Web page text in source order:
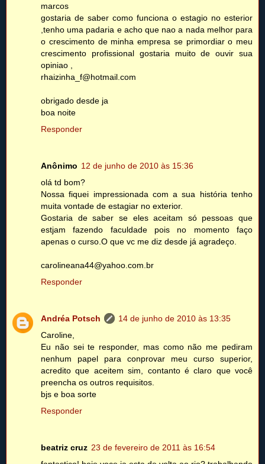
marcos
gostaria de saber como funciona o estagio no esterior
,tenho uma padaria e acho que nao a nada melhor para
o crescimento de minha empresa se primordiar o meu
crescimento profissional gostaria muito de ouvir sua
opiniao ,
rhaizinha_f@hotmail.com
obrigado desde ja
boa noite
Responder
Anônimo 12 de junho de 2010 às 15:36
olá td bom?
Nossa fiquei impressionada com a sua história tenho
muita vontade de estagiar no exterior.
Gostaria de saber se eles aceitam só pessoas que
estjam fazendo faculdade pois no momento faço
apenas o curso.O que vc me diz desde já agradeço.
carolineana44@yahoo.com.br
Responder
Andréa Potsch
14 de junho de 2010 às 13:35
Caroline,
Eu não sei te responder, mas como não me pediram
nenhum papel para conprovar meu curso superior,
acredito que aceitem sim, contanto é claro que você
preencha os outros requisitos.
bjs e boa sorte
Responder
beatriz cruz 23 de fevereiro de 2011 às 16:54